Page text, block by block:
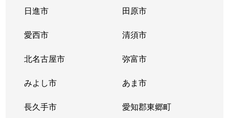
日進市 田原市
愛西市 清須市
北名古屋市 弥富市
みよし市 あま市
長久手市 愛知郡東郷町